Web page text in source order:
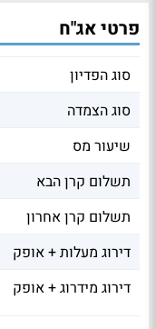
פרטי אג"ח
סוג הפדיון
סוג הצמדה
שיעור מס
תשלום קרן הבא
תשלום קרן אחרון
דירוג מעלות + אופק
דירוג מידרוג + אופק